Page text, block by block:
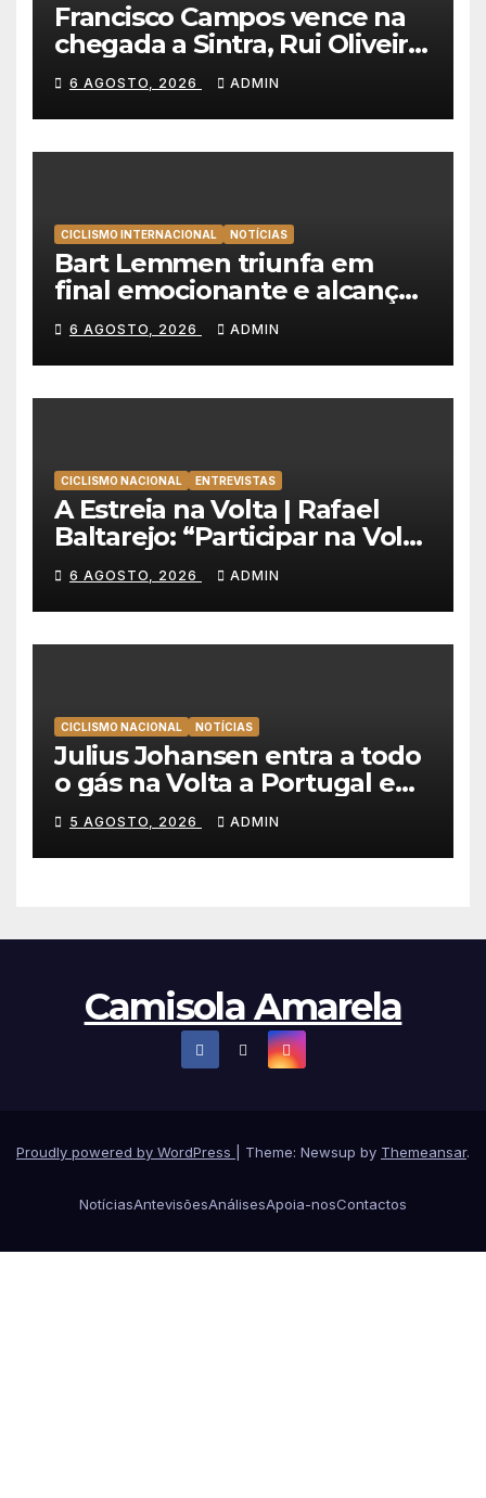
Francisco Campos vence na
chegada a Sintra, Rui Oliveira
veste de amarelo na Volta a
Portugal
6 AGOSTO, 2026 ADMIN
CICLISMO INTERNACIONAL NOTÍCIAS
Bart Lemmen triunfa em
final emocionante e alcança
a primeira vitória da carreira
na Volta à Polónia
6 AGOSTO, 2026 ADMIN
CICLISMO NACIONAL ENTREVISTAS
A Estreia na Volta | Rafael
Baltarejo: “Participar na Volta
a Portugal é o sonho de
qualquer ciclista”
6 AGOSTO, 2026 ADMIN
CICLISMO NACIONAL NOTÍCIAS
Julius Johansen entra a todo
o gás na Volta a Portugal e
lidera dobradinha da UAE
Team Emirates em Lisboa
5 AGOSTO, 2026 ADMIN
Camisola Amarela
Proudly powered by WordPress Theme: Newsup by Themeansar.
NotíciasAntevisõesAnálisesApoia-nosContactos